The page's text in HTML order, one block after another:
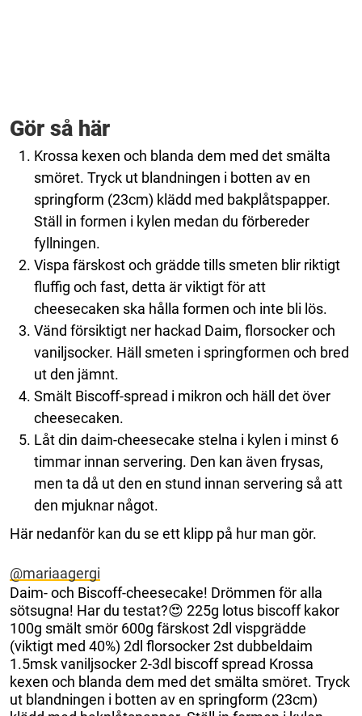
Gör så här
Krossa kexen och blanda dem med det smälta
smöret. Tryck ut blandningen i botten av en
springform (23cm) klädd med bakplåtspapper.
Ställ in formen i kylen medan du förbereder
fyllningen.
Vispa färskost och grädde tills smeten blir riktigt
fluffig och fast, detta är viktigt för att
cheesecaken ska hålla formen och inte bli lös.
Vänd försiktigt ner hackad Daim, florsocker och
vaniljsocker. Häll smeten i springformen och bred
ut den jämnt.
Smält Biscoff-spread i mikron och häll det över
cheesecaken.
Låt din daim-cheesecake stelna i kylen i minst 6
timmar innan servering. Den kan även frysas,
men ta då ut den en stund innan servering så att
den mjuknar något.
Här nedanför kan du se ett klipp på hur man gör.
@mariaagergi
Daim- och Biscoff-cheesecake! Drömmen för alla
sötsugna! Har du testat?😍 225g lotus biscoff kakor
100g smält smör 600g färskost 2dl vispgrädde
(viktigt med 40%) 2dl florsocker 2st dubbeldaim
1.5msk vaniljsocker 2-3dl biscoff spread Krossa
kexen och blanda dem med det smälta smöret. Tryck
ut blandningen i botten av en springform (23cm)